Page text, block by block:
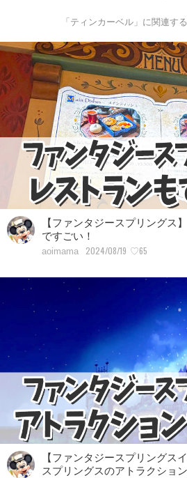
「ティンカーベル」に関連す
【ファンタジースプリングス
ですごい！
aoimama 2024/08/19 ♡65
【ファンタジースプリングス
スプリングスのアトラクショ